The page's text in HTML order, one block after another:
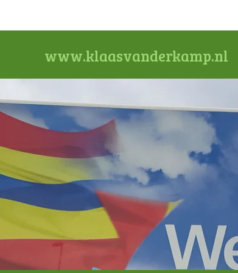
www.klaasvanderkamp.nl